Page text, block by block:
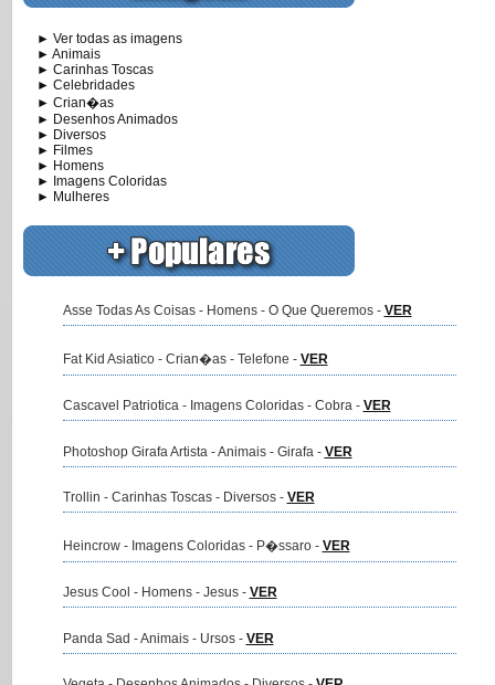
► Ver todas as imagens
► Animais
► Carinhas Toscas
► Celebridades
► Crian�as
► Desenhos Animados
► Diversos
► Filmes
► Homens
► Imagens Coloridas
► Mulheres
Asse Todas As Coisas - Homens - O Que Queremos - VER
Fat Kid Asiatico - Crian�as - Telefone - VER
Cascavel Patriotica - Imagens Coloridas - Cobra - VER
Photoshop Girafa Artista - Animais - Girafa - VER
Trollin - Carinhas Toscas - Diversos - VER
Heincrow - Imagens Coloridas - P�ssaro - VER
Jesus Cool - Homens - Jesus - VER
Panda Sad - Animais - Ursos - VER